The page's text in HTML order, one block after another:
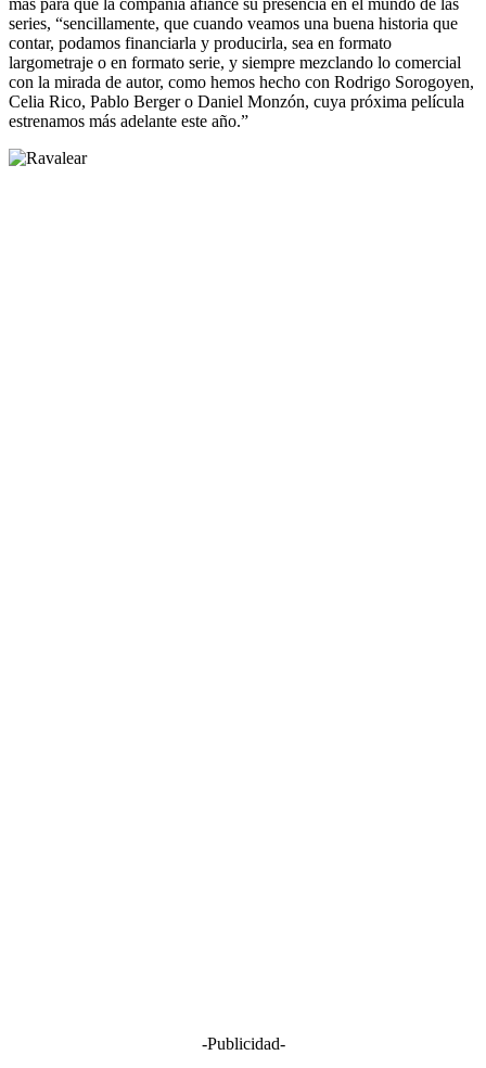
series, “sencillamente, que cuando veamos una buena historia que
contar, podamos financiarla y producirla, sea en formato
largometraje o en formato serie, y siempre mezclando lo comercial
con la mirada de autor, como hemos hecho con Rodrigo Sorogoyen,
Celia Rico, Pablo Berger o Daniel Monzón, cuya próxima película
estrenamos más adelante este año.”
-Publicidad-